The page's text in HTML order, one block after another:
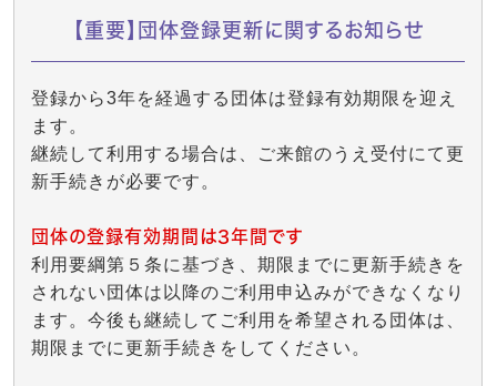
【重要】団体登録更新に関するお知らせ
登録から3年を経過する団体は登録有効期限を迎え
ます。
継続して利用する場合は、ご来館のうえ受付にて更
新手続きが必要です。
団体の登録有効期間は3年間です
利用要綱第５条に基づき、期限までに更新手続きを
されない団体は以降のご利用申込みができなくなり
ます。今後も継続してご利用を希望される団体は、
期限までに更新手続きをしてください。